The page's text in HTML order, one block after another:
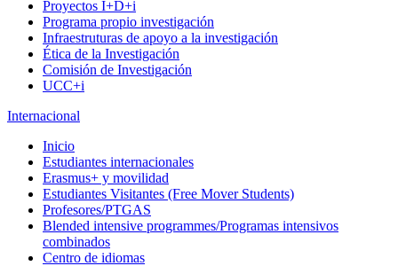
Proyectos I+D+i
Programa propio investigación
Infraestruturas de apoyo a la investigación
Ética de la Investigación
Comisión de Investigación
UCC+i
Internacional
Inicio
Estudiantes internacionales
Erasmus+ y movilidad
Estudiantes Visitantes (Free Mover Students)
Profesores/PTGAS
Blended intensive programmes/Programas intensivos
combinados
Centro de idiomas